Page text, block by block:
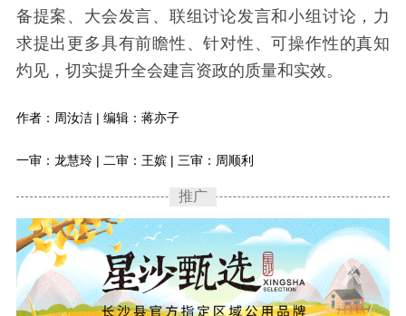
备提案、大会发言、联组讨论发言和小组讨论，力
求提出更多具有前瞻性、针对性、可操作性的真知
灼见，切实提升全会建言资政的质量和实效。
作者：周汝洁 | 编辑：蒋亦子
一审：龙慧玲 | 二审：王嫔 | 三审：周顺利
推广